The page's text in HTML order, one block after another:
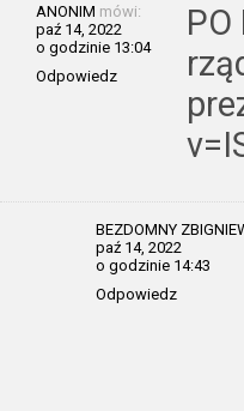
ANONIM mówi:
paź 14, 2022
o godzinie 13:04
Odpowiedz
BEZDOMNY
paź 14, 2022
o godzinie 14:43
Odpowiedz